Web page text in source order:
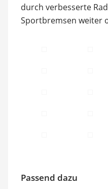
durch verbesserte
Sportbremsen weiter
Passend dazu